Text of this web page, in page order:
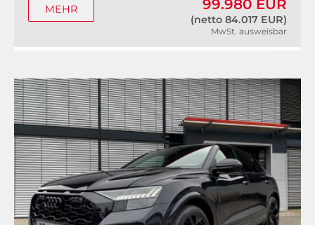
99.980 EUR
(netto 84.017 EUR)
MwSt. ausweisbar
MEHR